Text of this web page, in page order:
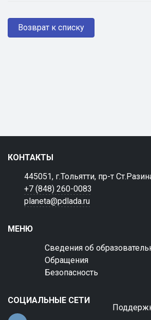
Возврат к списку
КОНТАКТЫ
445051, г.Тольятти, пр-т
+7 (848) 260-0083
planeta@pdlada.ru
МЕНЮ
Сведения об
Обращения
Безопасность
СОЦИАЛЬНЫЕ СЕТИ